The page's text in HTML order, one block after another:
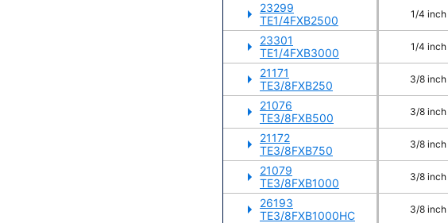
23299
TE1/4FXB2500
1/4 inch
23301
TE1/4FXB3000
1/4 inch
21171
TE3/8FXB250
3/8 inch
21076
TE3/8FXB500
3/8 inch
21172
TE3/8FXB750
3/8 inch
21079
TE3/8FXB1000
3/8 inch
26193
TE3/8FXB1000HC
3/8 inch